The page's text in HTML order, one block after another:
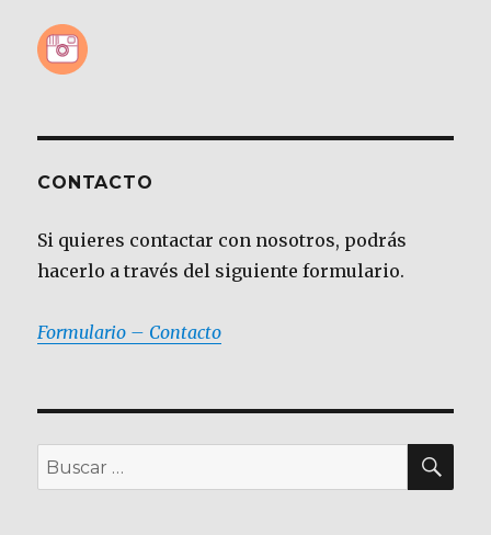
CONTACTO
Si quieres contactar con nosotros, podrás
hacerlo a través del siguiente formulario.
Formulario – Contacto
Buscar
por: